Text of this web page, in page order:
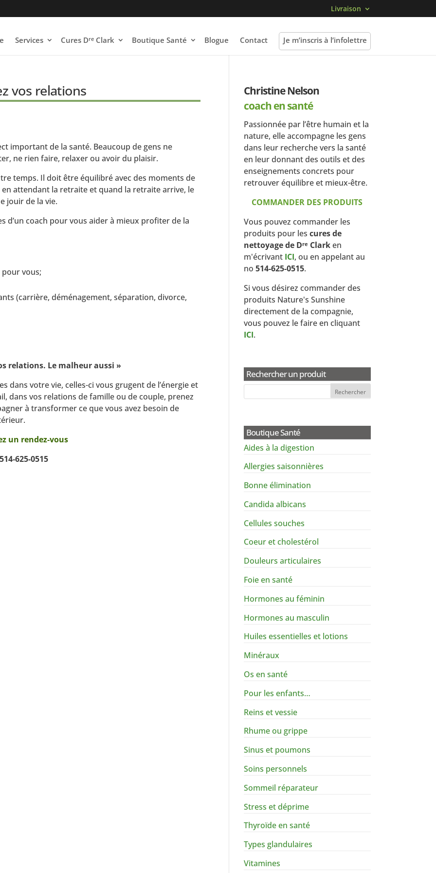
Livraison
Services Cures DreClark Boutique Santé Blogue Contact Je m’inscris à l’infolettre
vos relations
important de la santé. Beaucoup de gens ne
ne rien faire, relaxer ou avoir du plaisir.
temps. Il doit être équilibré avec des moments de
attendant la retraite et quand la retraite arrive, le
jouir de la vie.
d’un coach pour vous aider à mieux profiter de la
vous;
(carrière, déménagement, séparation, divorce,
relations. Le malheur aussi »
dans votre vie, celles-ci vous grugent de l’énergie et
dans vos relations de famille ou de couple, prenez
à transformer ce que vous avez besoin de
un rendez-vous
514-625-0515
Christine Nelson
coach en santé
Passionnée par l’être humain et la
nature, elle accompagne les gens
dans leur recherche vers la santé
en leur donnant des outils et des
enseignements concrets pour
retrouver équilibre et mieux-être.
COMMANDER DES PRODUITS
Vous pouvez commander les
produits pour lescures de
nettoyage de Dre Clark en
m'écrivant ICI, ou en appelant au
no514-625-0515.
Si vous désirez commander des
produits Nature's Sunshine
directement de la compagnie,
vous pouvez le faire en cliquant
ICI.
Rechercher un produit
Boutique Santé
Aides à la digestion
Allergies saisonnières
Bonne élimination
Candida albicans
Cellules souches
Coeur et cholestérol
Douleurs articulaires
Foie en santé
Hormones au féminin
Hormones au masculin
Huiles essentielles et lotions
Minéraux
Os en santé
Pour les enfants…
Reins et vessie
Rhume ou grippe
Sinus et poumons
Soins personnels
Sommeil réparateur
Stress et déprime
Thyroïde en santé
Types glandulaires
Vitamines